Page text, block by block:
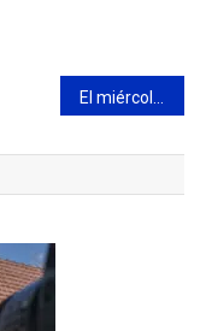
El miércoles comenzará la segunda etapa de la vacunación antigripal